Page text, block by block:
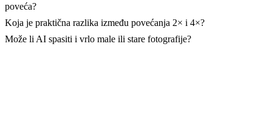
poveća?
Koja je praktična razlika između povećanja 2× i 4×?
Može li AI spasiti i vrlo male ili stare fotografije?